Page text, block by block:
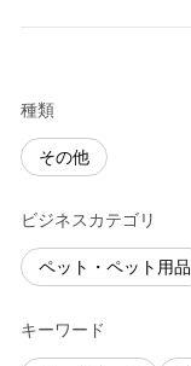
種類
その他
ビジネスカテゴリ
ペット・ペット用品
キーワード